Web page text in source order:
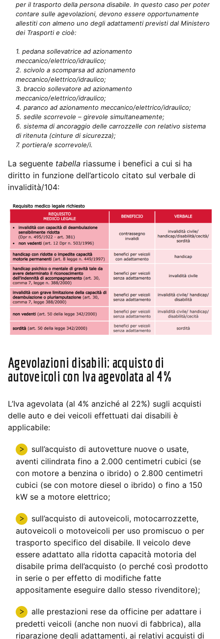
per il trasporto della persona disabile. In questo caso per poter
contare sulle agevolazioni, devono essere opportunamente
allestiti con almeno uno degli adattamenti previsti dal Ministero
dei Trasporti e cioè:
1. pedana sollevatrice ad azionamento
meccanico/elettrico/idraulico;
2. scivolo a scomparsa ad azionamento
meccanico/elettrico/idraulico;
3. braccio sollevatore ad azionamento
meccanico/elettrico/idraulico;
4. paranco ad azionamento meccanico/elettrico/idraulico;
5. sedile scorrevole – girevole simultaneamente;
6. sistema di ancoraggio delle carrozzelle con relativo sistema
di ritenuta (cinture di sicurezza);
7. portiera/e scorrevole/i.
La seguente tabella riassume i benefici a cui si ha
diritto in funzione dell’articolo citato sul verbale di
invalidità/104:
Agevolazioni disabili: acquisto di
autoveicoli con Iva agevolata al 4%
L’Iva agevolata (al 4% anziché al 22%) sugli acquisti
delle auto e dei veicoli effettuati dai disabili è
applicabile:
sull’acquisto di autovetture nuove o usate,
aventi cilindrata fino a 2.000 centimetri cubici (se
con motore a benzina o ibrido) o 2.800 centimetri
cubici (se con motore diesel o ibrido) o fino a 150
kW se a motore elettrico;
sull’acquisto di autoveicoli, motocarrozzette,
autoveicoli o motoveicoli per uso promiscuo o per
trasporto specifico del disabile. Il veicolo deve
essere adattato alla ridotta capacità motoria del
disabile prima dell’acquisto (o perché così prodotto
in serie o per effetto di modifiche fatte
appositamente eseguire dallo stesso rivenditore);
alle prestazioni rese da officine per adattare i
predetti veicoli (anche non nuovi di fabbrica), alla
riparazione degli adattamenti, ai relativi acquisti di